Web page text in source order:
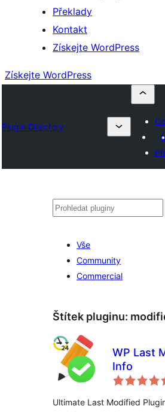
Překlady
Kontakt
Získejte WordPress
Získejte WordPress
Plugin Directory
Hledat
Vše
Community
Commercial
Štítek pluginu:
WP Last
Info
Ultimate Last Modified